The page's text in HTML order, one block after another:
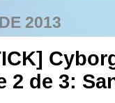
2013
2 de 3: